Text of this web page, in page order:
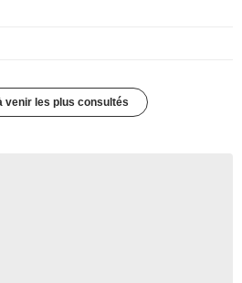
venir les plus consultés